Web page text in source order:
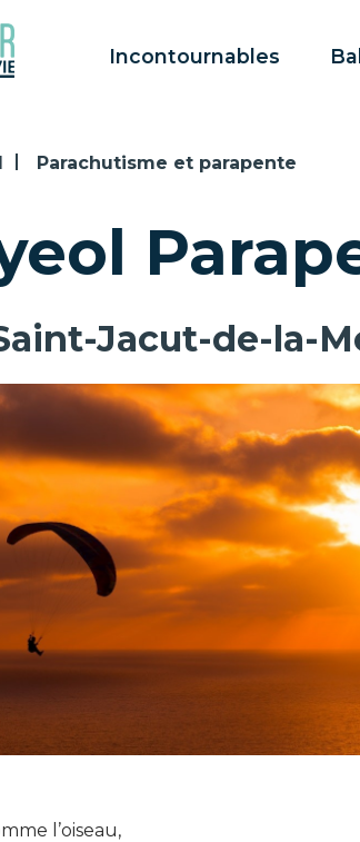
Incontournables
Parachutisme et parapente
Jacut-de-la-
l’oiseau,